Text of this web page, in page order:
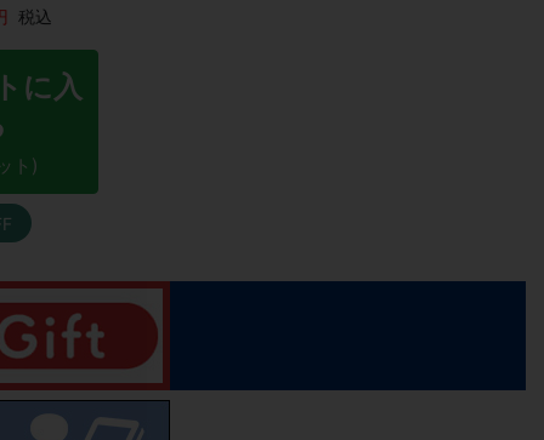
税込
に入
ト)